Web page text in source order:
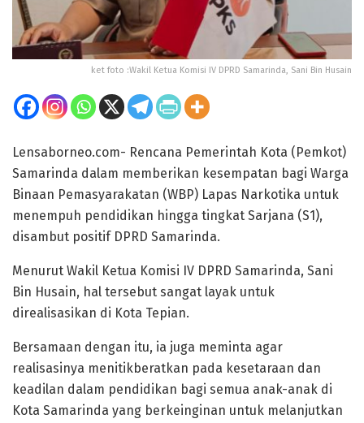
ket foto :Wakil Ketua Komisi IV DPRD Samarinda, Sani Bin Husain
Lensaborneo.com- Rencana Pemerintah Kota (Pemkot)
Samarinda dalam memberikan kesempatan bagi Warga
Binaan Pemasyarakatan (WBP) Lapas Narkotika untuk
menempuh pendidikan hingga tingkat Sarjana (S1),
disambut positif DPRD Samarinda.
Menurut Wakil Ketua Komisi IV DPRD Samarinda, Sani
Bin Husain, hal tersebut sangat layak untuk
direalisasikan di Kota Tepian.
Bersamaan dengan itu, ia juga meminta agar
realisasinya menitikberatkan pada kesetaraan dan
keadilan dalam pendidikan bagi semua anak-anak di
Kota Samarinda yang berkeinginan untuk melanjutkan